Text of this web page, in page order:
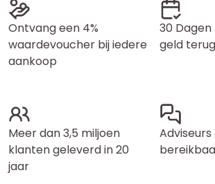
Ontvang een 4%
waardevoucher bij iedere
aankoop
30
geld
Meer dan 3,5 miljoen
klanten geleverd in 20
jaar